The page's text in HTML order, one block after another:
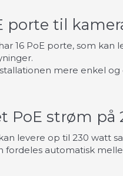
porte til
16 PoE porte, som
mere enkel
PoE strøm på
levere op til 230 watt
fordeles automatisk